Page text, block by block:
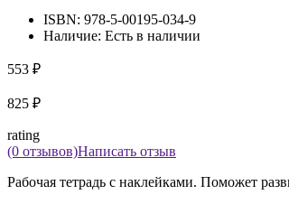
ISBN: 978-5-00195-034-9
Наличие: Есть в наличии
553 ₽
825 ₽
rating
(0 отзывов)Написать отзыв
Рабочая тетрадь с наклейками. Поможет